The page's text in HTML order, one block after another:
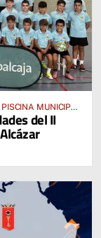
MUNICIPAL
del II